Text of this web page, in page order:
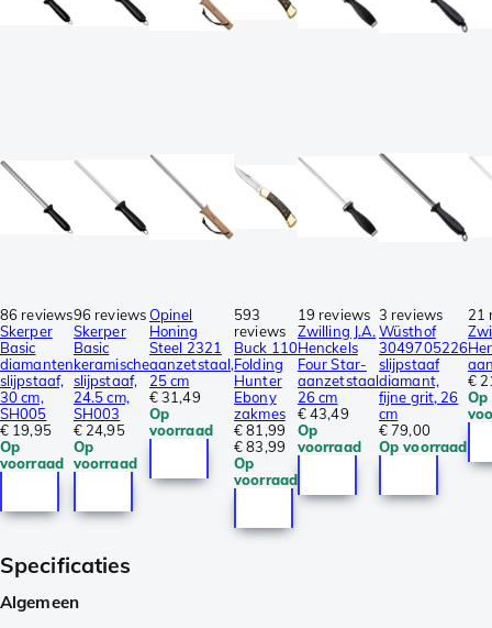
86 reviews
Skerper
Basic
diamanten
slijpstaaf,
30 cm,
SH005
€ 19,95
Op
voorraad
96 reviews
Skerper
Basic
keramische
slijpstaaf,
24.5 cm,
SH003
€ 24,95
Op
voorraad
Opinel
Honing
Steel 2321
aanzetstaal,
25 cm
€ 31,49
Op
voorraad
593
reviews
Buck 110
Folding
Hunter
Ebony
zakmes
€ 81,99
€ 83,99
Op
voorraad
19 reviews
Zwilling J.A.
Henckels
Four Star-
aanzetstaal
26 cm
€ 43,49
Op
voorraad
3 reviews
Wüsthof
3049705226
slijpstaaf
diamant,
fijne grit, 26
cm
€ 79,00
Op voorraad
21
€
Op
Specificaties
Algemeen